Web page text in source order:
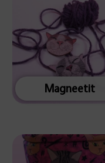
Magneetit